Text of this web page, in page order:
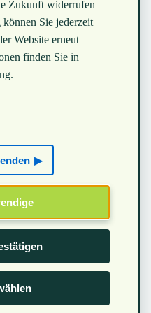
Mitglied!
Werde Teil unserer
Zukunft widerrufen
Sie jederzeit
Website erneut
finden Sie in